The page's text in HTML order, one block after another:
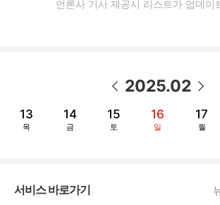
언론사 기사 제공시 리스트가 업데이
2025.02
13
목
14
금
15
토
16
일
17
월
서비스 바로가기